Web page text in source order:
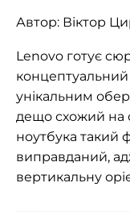
Автор: Віктор
Lenovo готує
унікальним
дещо схожий на
ноутбука такий
виправданий,
вертикальну